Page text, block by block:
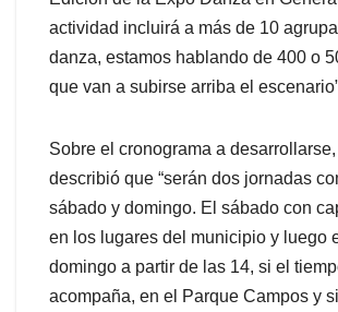
actividad incluirá a más de 10
danza, estamos hablando de 400 o
que van a subirse arriba el
Sobre el cronograma a
describió que “serán dos jornadas
sábado y domingo. El sábado con
en los lugares del municipio y luego
domingo a partir de las 14, si el
acompaña, en el Parque Campos y